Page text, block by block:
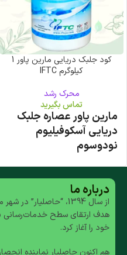
ارگانیک و سازگار با محیط
زیست
کود جلبک دریایی مارین پاور 1
کیلوگرم IFTC
محرک رشد
تماس بگیرید
مارین پاور عصاره جلبک
دریایی آسکوفیلیوم
نودوسوم
محرک رشد طبیعی
تحریک جوانه زنی بذر
افزایش مقاومت به تنش
ها
درباره ما
از سال 1394، “حاصلیار”
هدف ارتقای سطح خدمات‌رسانی به
خود را آغاز کرد.
هم اکنون حاصلیار نماینده